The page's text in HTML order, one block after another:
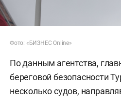
Фото: «БИЗНЕС Online»
По данным агентства,
береговой безопасности
несколько судов,